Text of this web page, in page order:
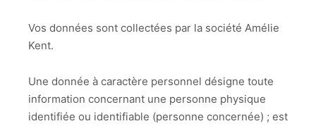
Vos données sont collectées par la société Amélie
Kent.
Une donnée à caractère personnel désigne toute
information concernant une personne physique
identifiée ou identifiable (personne concernée) ; est